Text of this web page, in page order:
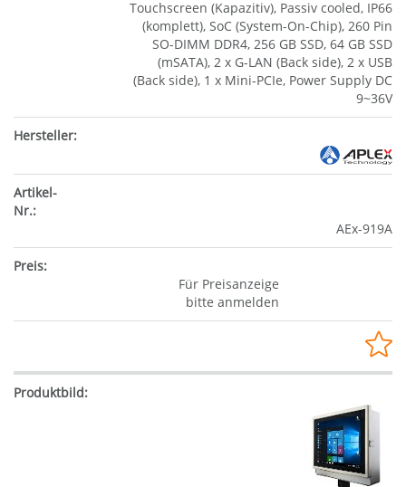
Touchscreen (Kapazitiv), Passiv cooled, IP66
(komplett), SoC (System-On-Chip), 260 Pin
SO-DIMM DDR4, 256 GB SSD, 64 GB SSD
(mSATA), 2 x G-LAN (Back side), 2 x USB
(Back side), 1 x Mini-PCIe, Power Supply DC
9~36V
AEx-919A
Für Preisanzeige
bitte anmelden